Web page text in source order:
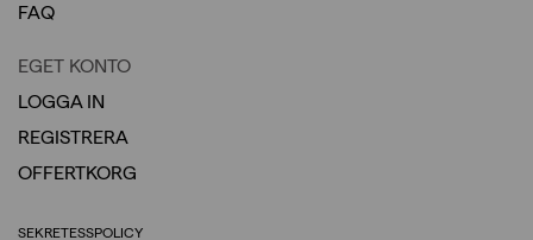
FAQ
EGET KONTO
LOGGA IN
REGISTRERA
OFFERTKORG
SEKRETESSPOLICY